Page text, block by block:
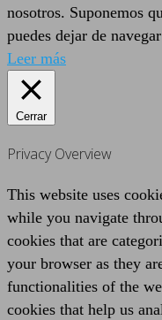
nosotros. Suponemos
puedes dejar de
Leer más
Cerrar
Privacy Overview
This website uses
while you navigate
cookies that are
your browser as they
functionalities of the
cookies that help us